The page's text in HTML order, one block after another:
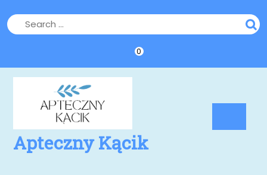
to
content
0
Apteczny Kącik